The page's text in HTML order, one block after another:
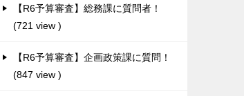
【R6予算審査】総務課に質問者！
721 view
【R6予算審査】企画政策課に質問！
847 view